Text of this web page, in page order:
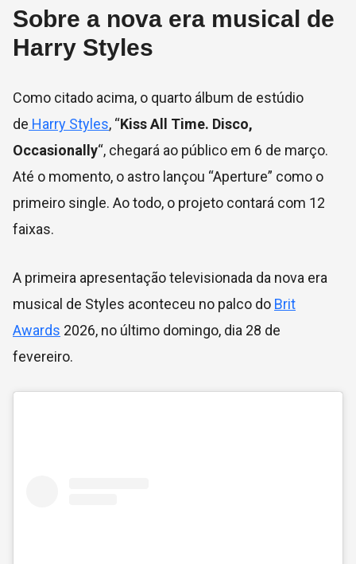
Sobre a nova era musical de
Harry Styles
Como citado acima, o quarto álbum de estúdio
de Harry Styles, “Kiss All Time. Disco,
Occasionally“, chegará ao público em 6 de março.
Até o momento, o astro lançou “Aperture” como o
primeiro single. Ao todo, o projeto contará com 12
faixas.
A primeira apresentação televisionada da nova era
musical de Styles aconteceu no palco do Brit
Awards 2026, no último domingo, dia 28 de
fevereiro.